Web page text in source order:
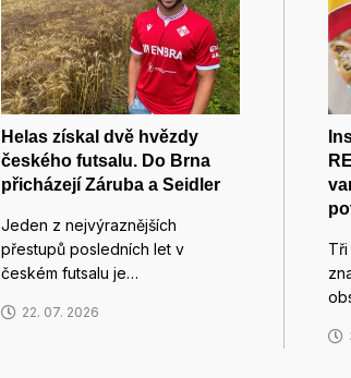
Helas získal dvě hvězdy
českého futsalu. Do Brna
přicházejí Záruba a Seidler
Jeden z nejvýraznějších
přestupů posledních let v
českém futsalu je…
22. 07. 2026